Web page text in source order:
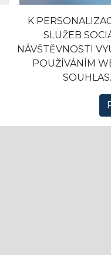
"Pokud
K
SLUŽEB
NÁVŠTĚVNOSTI
POUŽÍVÁNÍM
SOUHLAS.